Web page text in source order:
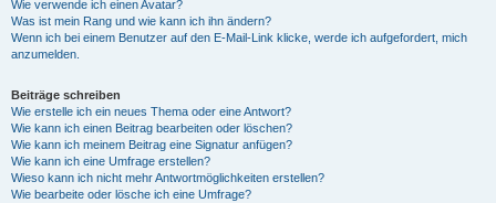
Wie verwende ich einen Avatar?
Was ist mein Rang und wie kann ich ihn ändern?
Wenn ich bei einem Benutzer auf den E-Mail-Link klicke, werde ich aufgefordert, mich
anzumelden.
Beiträge schreiben
Wie erstelle ich ein neues Thema oder eine Antwort?
Wie kann ich einen Beitrag bearbeiten oder löschen?
Wie kann ich meinem Beitrag eine Signatur anfügen?
Wie kann ich eine Umfrage erstellen?
Wieso kann ich nicht mehr Antwortmöglichkeiten erstellen?
Wie bearbeite oder lösche ich eine Umfrage?